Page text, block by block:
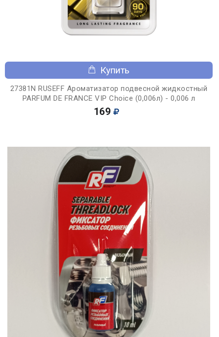
Купить
27381N RUSEFF Ароматизатор подвесной жидкостный
PARFUM DE FRANCE VIP Choice (0,006л) - 0,006 л
169